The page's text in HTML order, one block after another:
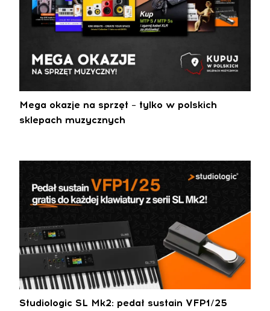
Mega okazje na sprzęt – tylko w polskich
sklepach muzycznych
Studiologic SL Mk2: pedał sustain VFP1/25